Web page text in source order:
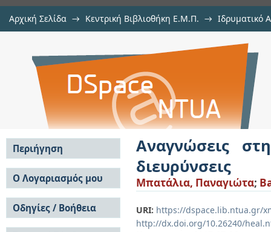
Αρχική Σελίδα → Κεντρική Βιβλιοθήκη Ε.Μ.Π. → Ιδρυματικό
Αναγνώσεις στην Ορθόδοξη
Αναγνώσεις
διευρύνσεις
Μπατάλια, Παναγιώτα;
URI: https://dspace.lib.ntua.gr/
http://dx.doi.org/10.26240/
Περιήγηση
Σε όλο το DSpace
Κοινότητες & Συλλογές
Ανά Ημερομηνία
Έκδοσης
Συγγραφείς
Ο Λογαριασμός μου
Σύνδεση
Εγγραφή
Οδηγίες / Βοήθεια
Οδηγίες Υποβολής